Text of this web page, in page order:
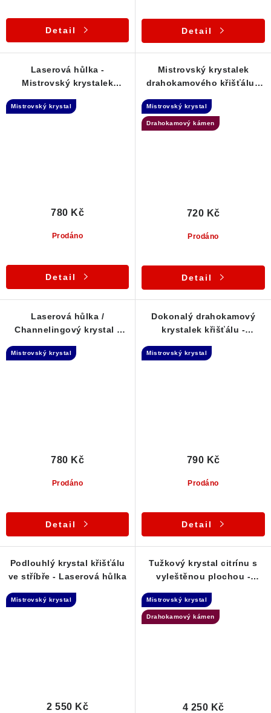
Detail Detail
Laserová hůlka -
Mistrovský krystalek
Mistrovský krystal
Prodáno
780 Kč
Detail
Mistrovský krystalek
drahokamového křišťálu -
Mistrovský krystal
Drahokamový kámen
Prodáno
720 Kč
Detail
Laserová hůlka /
Channelingový krystal -
Mistrovský krystal
Prodáno
780 Kč
Detail
Dokonalý drahokamový
krystalek křišťálu -
Mistrovský krystal
Prodáno
790 Kč
Detail
Podlouhlý krystal křišťálu
ve stříbře - Laserová hůlka
Mistrovský krystal
2 550 Kč
Tužkový krystal citrínu s
vyleštěnou plochou -
Mistrovský krystal
Drahokamový kámen
4 250 Kč